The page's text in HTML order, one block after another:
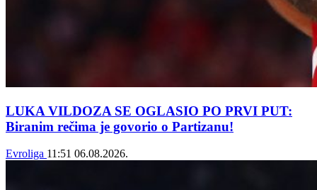
LUKA VILDOZA SE OGLASIO PO PRVI PUT:
Biranim rečima je govorio o Partizanu!
Evroliga 11:51 06.08.2026.